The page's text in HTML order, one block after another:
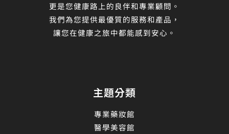
更是您健康路上的良伴和專業顧問。
我們為您提供最優質的服務和產品，
讓您在健康之旅中都能感到安心。
主題分類
專業藥妝館
醫學美容館